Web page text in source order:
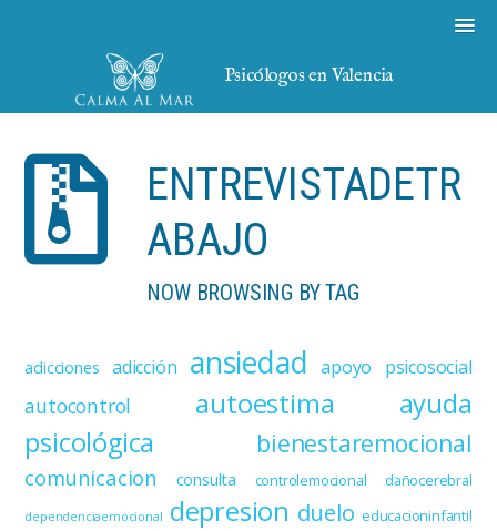
Psicólogos en Valencia
ENTREVISTADETR
ABAJO
NOW BROWSING BY TAG
adicciones adicción ansiedad apoyo psicosocial
autocontrol autoestima
ayuda
psicológica
bienestaremocional
comunicacion consulta controlemocional dañocerebral
dependenciaemocional depresion duelo educacioninfantil